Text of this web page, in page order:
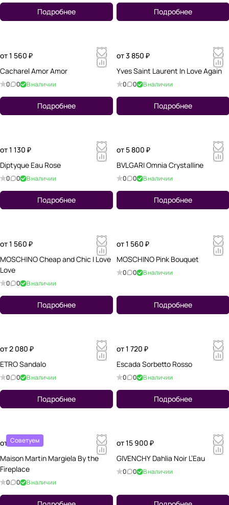
Подробнее Подробнее
от 1 560 ₽
Cacharel Amor Amor
0 0 В наличии
Подробнее
от 3 850 ₽
Yves Saint Laurent In Love Again
0 0 В наличии
Подробнее
от 1 130 ₽
Diptyque Eau Rose
0 0 В наличии
Подробнее
от 5 800 ₽
BVLGARI Omnia Crystalline
0 0 В наличии
Подробнее
от 1 560 ₽
MOSCHINO Cheap and Chic I Love
Love
0 0 В наличии
Подробнее
от 1 560 ₽
MOSCHINO Pink Bouquet
0 0 В наличии
Подробнее
от 2 080 ₽
ETRO Sandalo
0 0 В наличии
Подробнее
от 1 720 ₽
Escada Sorbetto Rosso
0 0 В наличии
Подробнее
Советуем
от 1 720 ₽
Maison Martin Margiela By the
Fireplace
0 0 В наличии
от 15 900 ₽
GIVENCHY Dahlia Noir L’Eau
0 0 В наличии